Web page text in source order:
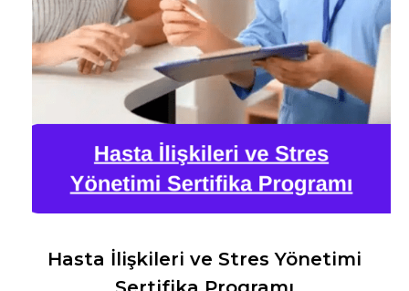
Hasta İlişkileri ve Stres Yönetimi